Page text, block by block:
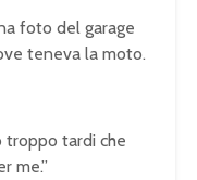
foto del garage
teneva la moto.
troppo tardi che
me.”